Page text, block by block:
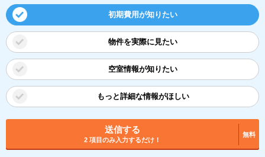
初期費用が知りたい
物件を実際に見たい
空室情報が知りたい
もっと詳細な情報がほしい
送信する
2 項目のみ入力するだけ！
無料